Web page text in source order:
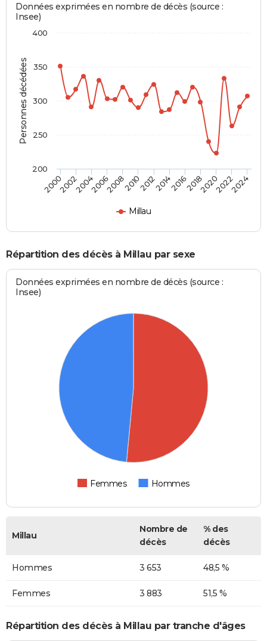
Personnes décédées
Données exprimées en nombre de décès (source :
Insee)
Millau
2000200220042006200820102012201420162018202020222024
200
250
300
350
400
Répartition des décès à Millau par sexe
Données exprimées en nombre de décès (source :
Insee)
Femmes Hommes
Millau
Nombre de
décès
% des
décès
Hommes 3 653 48,5 %
Femmes 3 883 51,5 %
Répartition des décès à Millau par tranche d'âges